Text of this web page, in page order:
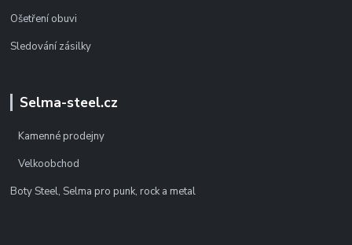
Ošetření obuvi
Sledování zásilky
Selma-steel.cz
Kamenné prodejny
Velkoobchod
Boty Steel, Selma pro punk, rock a metal